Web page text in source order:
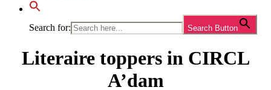
Search for: Search Button
Literaire toppers in CIRCL
A’dam